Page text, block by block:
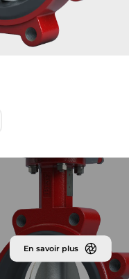
En savoir plus